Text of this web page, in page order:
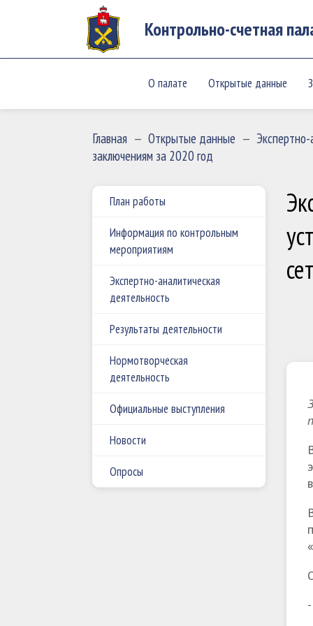
Контрольно-счетная
О палате Открытые данные
Главная — Открытые данные —
заключениям за 2020 год
План работы
Информация по контрольным
мероприятиям
Экспертно-аналитическая
деятельность
Результаты деятельности
Нормотворческая
деятельность
Официальные выступления
Новости
Опросы